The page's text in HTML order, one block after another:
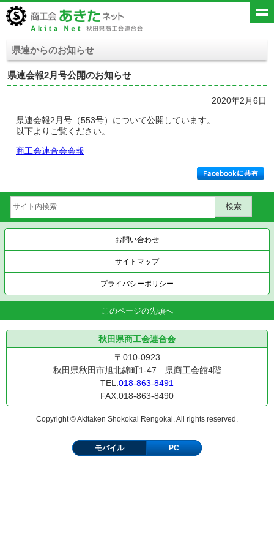
県連からのお知らせ
県連会報2月号公開のお知らせ
2020年2月6日
県連会報2月号（553号）について公開しています。
以下よりご覧ください。
商工会連合会会報
お問い合わせ
サイトマップ
プライバシーポリシー
このページの先頭へ
秋田県商工会連合会
〒010-0923
秋田県秋田市旭北錦町1-47 県商工会館4階
TEL.018-863-8491
FAX.018-863-8490
Copyright © Akitaken Shokokai Rengokai. All rights reserved.
モバイル PC